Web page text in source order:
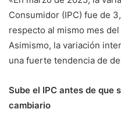
Consumidor (IPC) fue de
respecto al mismo mes del
Asimismo, la variación
una fuerte tendencia de
Sube el IPC antes de que
cambiario